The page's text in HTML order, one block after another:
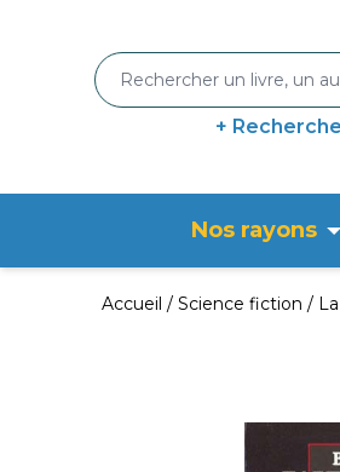
+
Nos rayons
Accueil Science fiction